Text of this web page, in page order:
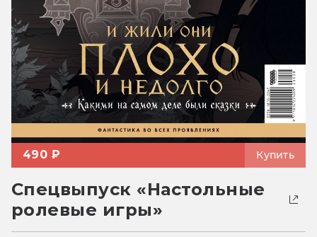
490 ₽ Купить
Спецвыпуск «Настольные
ролевые игры»